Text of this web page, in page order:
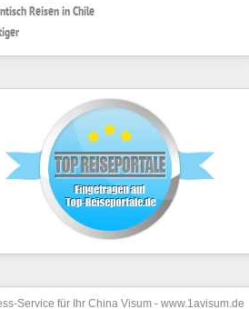
Reisen in Chile
Service für Ihr China Visum - www.1avisum.de